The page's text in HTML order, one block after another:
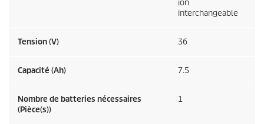
ion
interchangeable
Tension (V) 36
Capacité (Ah) 7.5
Nombre de batteries nécessaires
(Pièce(s))
1